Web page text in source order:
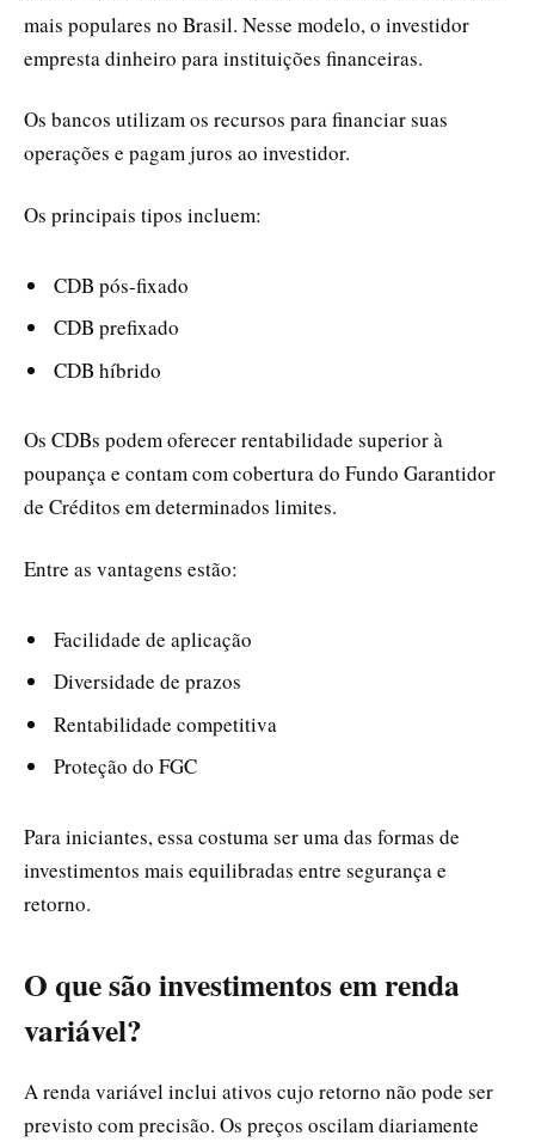
mais populares no Brasil. Nesse modelo, o investidor
empresta dinheiro para instituições financeiras.
Os bancos utilizam os recursos para financiar suas
operações e pagam juros ao investidor.
Os principais tipos incluem:
CDB pós-fixado
CDB prefixado
CDB híbrido
Os CDBs podem oferecer rentabilidade superior à
poupança e contam com cobertura do Fundo Garantidor
de Créditos em determinados limites.
Entre as vantagens estão:
Facilidade de aplicação
Diversidade de prazos
Rentabilidade competitiva
Proteção do FGC
Para iniciantes, essa costuma ser uma das formas de
investimentos mais equilibradas entre segurança e
retorno.
O que são investimentos em renda
variável?
A renda variável inclui ativos cujo retorno não pode ser
previsto com precisão. Os preços oscilam diariamente